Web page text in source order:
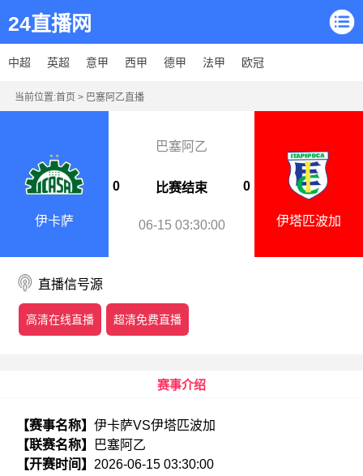
24直播网
中超 英超 意甲 西甲 德甲 法甲 欧冠
当前位置:首页 > 巴塞阿乙直播
伊卡萨
巴塞阿乙
0 比赛结束 0
06-15 03:30:00 伊塔匹波加
直播信号源
高清在线直播 超清免费直播
赛事介绍
【赛事名称】 伊卡萨VS伊塔匹波加
【联赛名称】
巴塞阿乙
【开赛时间】 2026-06-15 03:30:00